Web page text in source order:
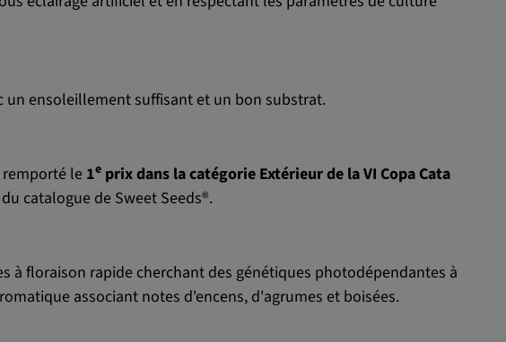
un ensoleillement suffisant et un bon substrat.
remporté le 1e prix dans la catégorie Extérieur de la VI Copa Cata
catalogue de Sweet Seeds®.
à floraison rapide cherchant des génétiques photodépendantes à
associant notes d'encens, d'agrumes et boisées.